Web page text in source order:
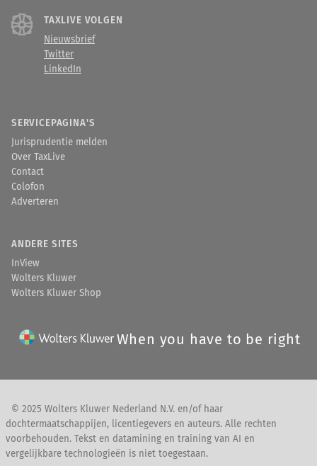
TAXLIVE VOLGEN
Nieuwsbrief
Twitter
LinkedIn
SERVICEPAGINA'S
Jurisprudentie melden
Over TaxLive
Contact
Colofon
Adverteren
ANDERE SITES
InView
Wolters Kluwer
Wolters Kluwer Shop
When you have to be right
© 2025 Wolters Kluwer Nederland N.V. en/of haar
dochtermaatschappijen, licentiegevers en auteurs. Alle rechten
voorbehouden. Tekst en datamining en training van AI en
vergelijkbare technologieën is niet toegestaan.